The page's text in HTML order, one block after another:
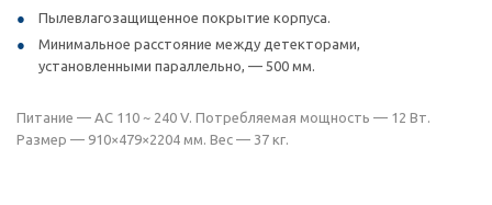
Пылевлагозащищенное покрытие корпуса.
Минимальное расстояние между детекторами,
установленными параллельно, — 500 мм.
Питание — AC 110 ~ 240 V. Потребляемая мощность — 12 Вт.
Размер — 910×479×2204 мм. Вес — 37 кг.